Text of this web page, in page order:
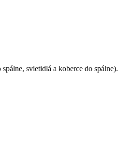
svietidlá a koberce do spálne).